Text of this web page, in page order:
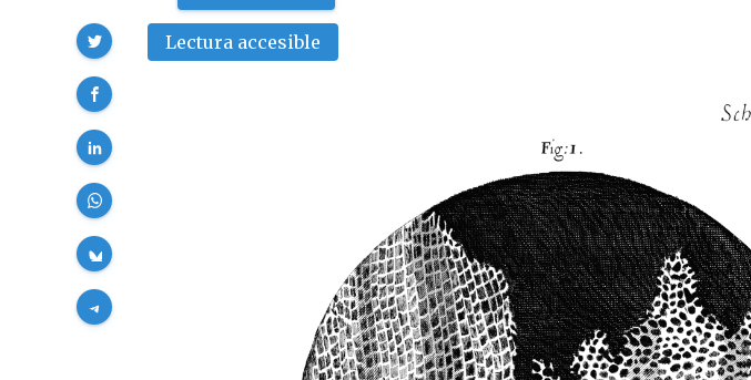
Lectura accesible
Compartir